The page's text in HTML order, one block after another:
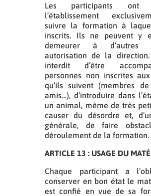
Les participants ont
l’établissement
suivre la formation à
inscrits. Ils ne peuvent y
demeurer à d’autres
autorisation de la
interdit d’être
personnes non inscrites
qu’ils suivent (membres
amis…), d’introduire dans
un animal, même de très
causer du désordre et,
générale, de faire
déroulement de la formation.
ARTICLE 13 : USAGE DU
Chaque participant a
conserver en bon état le
est confié en vue de sa